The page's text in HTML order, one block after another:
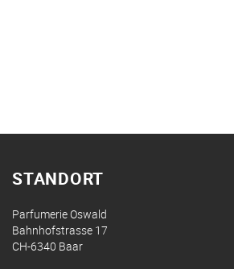
STANDORT
Parfumerie Oswald
Bahnhofstrasse 17
CH-6340 Baar